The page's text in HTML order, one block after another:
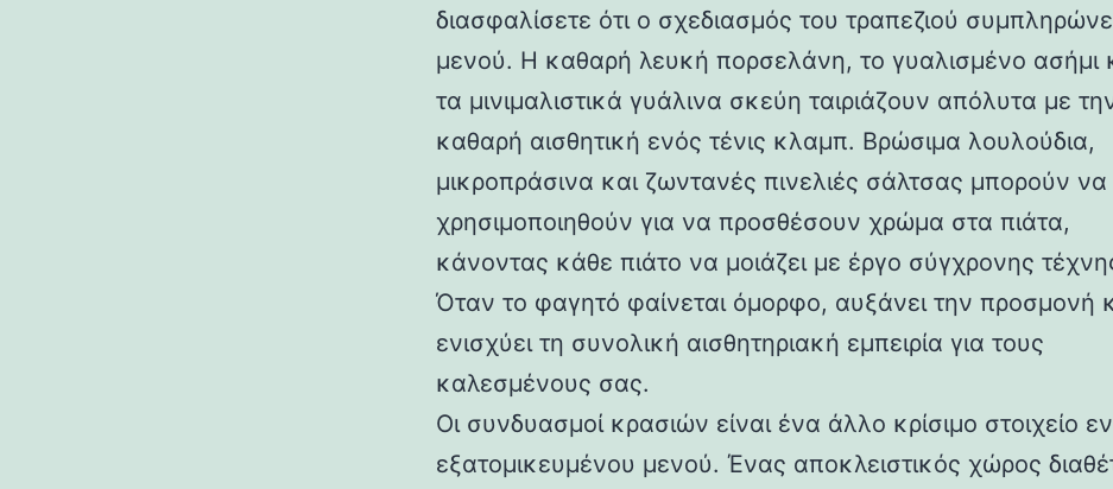
διασφαλίσετε ότι ο σχεδιασμός του τραπεζιού
μενού. Η καθαρή λευκή πορσελάνη, το γυαλισμένο ασήμι
τα μινιμαλιστικά γυάλινα σκεύη ταιριάζουν απόλυτα με
καθαρή αισθητική ενός τένις κλαμπ. Βρώσιμα λουλούδια,
μικροπράσινα και ζωντανές πινελιές σάλτσας μπορούν να
χρησιμοποιηθούν για να προσθέσουν χρώμα στα πιάτα,
κάνοντας κάθε πιάτο να μοιάζει με έργο σύγχρονης
Όταν το φαγητό φαίνεται όμορφο, αυξάνει την προσμονή
ενισχύει τη συνολική αισθητηριακή εμπειρία για τους
καλεσμένους σας.
Οι συνδυασμοί κρασιών είναι ένα άλλο κρίσιμο στοιχείο
εξατομικευμένου μενού. Ένας αποκλειστικός χώρος